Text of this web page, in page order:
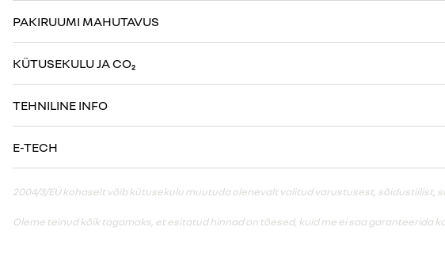
PAKIRUUMI MAHUTAVUS
KÜTUSEKULU JA CO₂
TEHNILINE INFO
E-TECH
2004/3/EÜ kohaselt võib kütusekulu muutuda olenevalt valitud varustusest, sõidustiilist,
Oleme teinud kõik tagamaks, et esitatud hinnad on tõesed, kuid me ei saa